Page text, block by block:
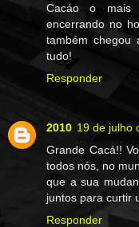
Cacáo o mais
encerrando no
também chegou
tudo!
Responder
2010 19 de julho
Grande Cacá!!
todos nós, no
que a sua
juntos para curtir
Responder